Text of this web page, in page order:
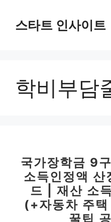
스타트 인사이트
학비부담
국가장학금 9
소득인정액 산
드 | 재산 소
(+자동차 주
꿀팁